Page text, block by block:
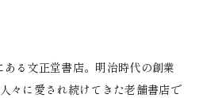
る文正堂書店。明治時代の創業
々に愛され続けてきた老舗書店で